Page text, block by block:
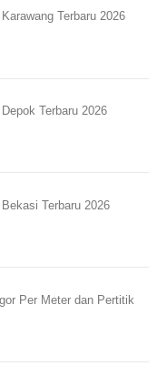
Terbaru 2026
Terbaru 2026
Terbaru 2026
Per Meter dan Pertitik